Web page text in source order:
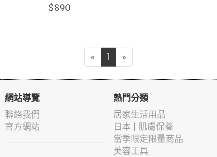
$890
« 1 »
網站導覽
聯絡我們
官方網站
熱門分類
居家生活用品
日本 | 肌膚保養
當季限定限量商品
美容工具